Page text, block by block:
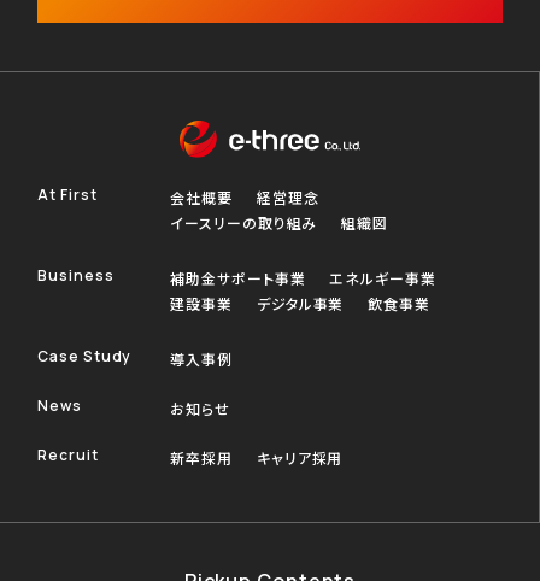
At First 会社概要
経営理念
イースリーの取り組み
組織図
Business 補助金サポート事業
エネルギー事業
建設事業
デジタル事業 飲食事業
Case Study 導入事例
News お知らせ
Recruit 新卒採用 キャリア採用